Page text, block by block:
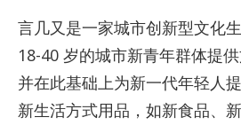
言几又是一家城市创新型文化
18-40 岁的城市新青年群体提
并在此基础上为新一代年轻人
新生活方式用品，如新食品、